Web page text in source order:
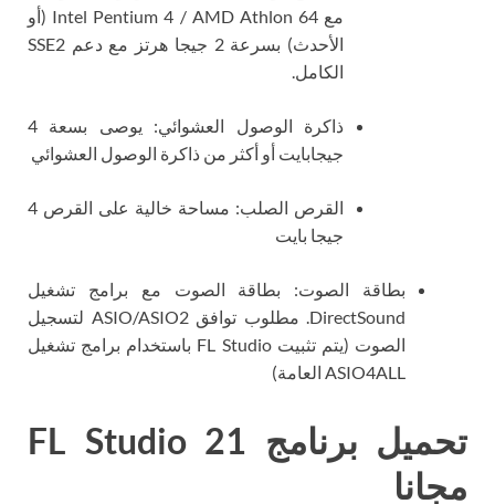
مع Intel Pentium 4 / AMD Athlon 64 (أو
الأحدث) بسرعة 2 جيجا هرتز مع دعم SSE2
الكامل.
ذاكرة الوصول العشوائي: يوصى بسعة 4
جيجابايت أو أكثر من ذاكرة الوصول العشوائي
القرص الصلب: مساحة خالية على القرص 4
جيجا بايت
بطاقة الصوت: بطاقة الصوت مع برامج تشغيل
DirectSound. مطلوب توافق ASIO/ASIO2 لتسجيل
الصوت (يتم تثبيت FL Studio باستخدام برامج تشغيل
ASIO4ALL العامة)
تحميل برنامج FL Studio 21
مجانا